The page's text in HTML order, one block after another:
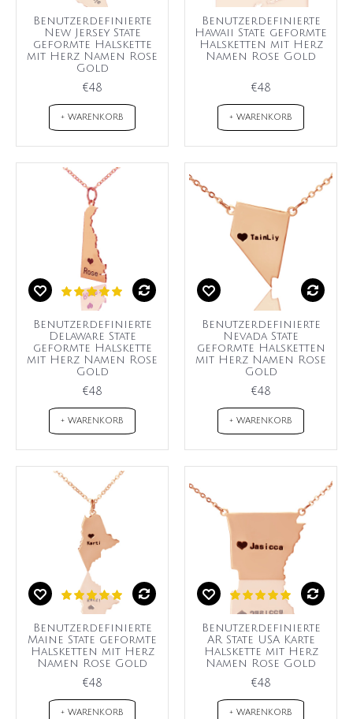
Benutzerdefinierte
New Jersey State
geformte Halskette
mit Herz Namen Rose
Gold
€48
+ WARENKORB
Benutzerdefinierte
Hawaii State geformte
Halsketten mit Herz
Namen Rose Gold
€48
+ WARENKORB
Benutzerdefinierte
Delaware State
geformte Halskette
mit Herz Namen Rose
Gold
€48
+ WARENKORB
Benutzerdefinierte
Nevada State
geformte Halsketten
mit Herz Namen Rose
Gold
€48
+ WARENKORB
Benutzerdefinierte
Maine State geformte
Halsketten mit Herz
Namen Rose Gold
€48
+ WARENKORB
Benutzerdefinierte
AR State USA Karte
Halskette mit Herz
Namen Rose Gold
€48
+ WARENKORB